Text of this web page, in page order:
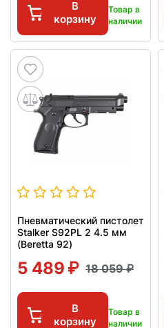
В
корзину
Товар в
наличии
Пневматический пистолет
Stalker S92PL 2 4.5 мм
(Beretta 92)
5 489 18 059
В
корзину
Товар в
наличии